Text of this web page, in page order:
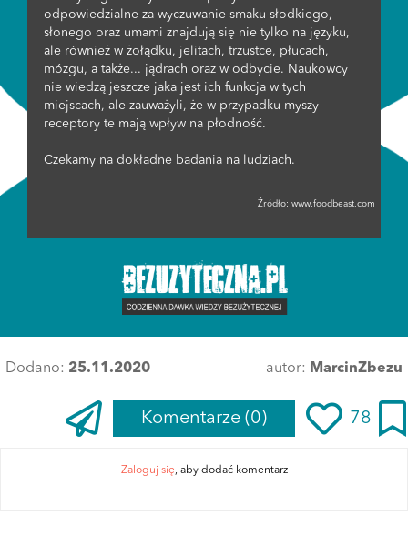
odpowiedzialne za wyczuwanie smaku słodkiego,
słonego oraz umami znajdują się nie tylko na języku,
ale również w żołądku, jelitach, trzustce, płucach,
mózgu, a także... jądrach oraz w odbycie. Naukowcy
nie wiedzą jeszcze jaka jest ich funkcja w tych
miejscach, ale zauważyli, że w przypadku myszy
receptory te mają wpływ na płodność.
Czekamy na dokładne badania na ludziach.
Źródło: www.foodbeast.com
Dodano: 25.11.2020 autor: MarcinZbezu
Komentarze (0) 78
Zaloguj się, aby dodać komentarz